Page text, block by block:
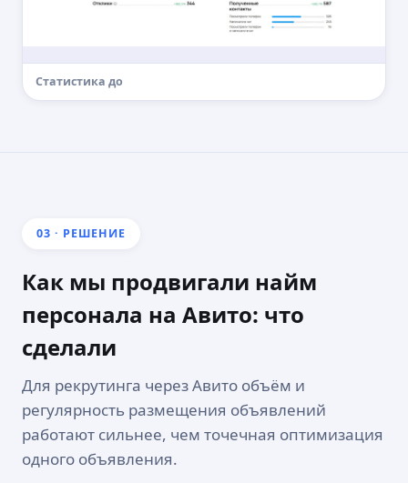
Статистика до
03 · РЕШЕНИЕ
Как мы продвигали найм
персонала на Авито: что
сделали
Для рекрутинга через Авито объём и
регулярность размещения объявлений
работают сильнее, чем точечная оптимизация
одного объявления.